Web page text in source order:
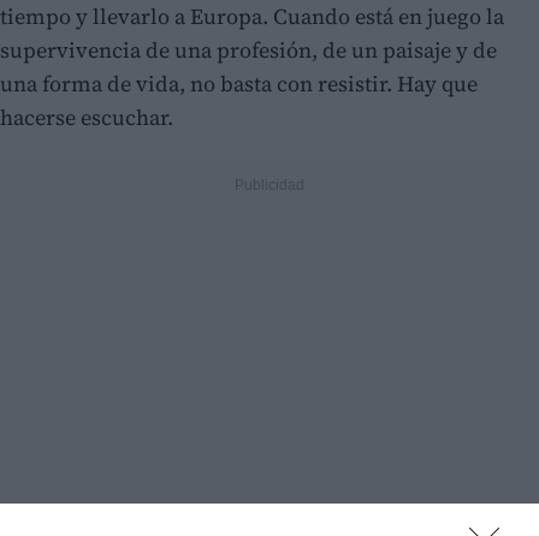
tiempo y llevarlo a Europa. Cuando está en juego la
supervivencia de una profesión, de un paisaje y de
una forma de vida, no basta con resistir. Hay que
hacerse escuchar.